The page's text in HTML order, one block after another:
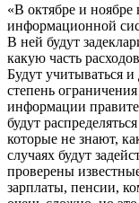
«В октябре и ноябре
информационной
В ней будут
какую часть
Будут учитываться
степень
информации
будут
которые не знают,
случаях будут
про­верены
зарплаты, пенсии,